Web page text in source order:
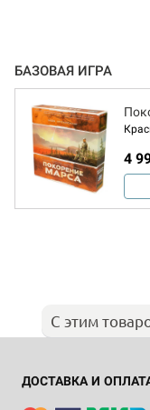
БАЗОВАЯ ИГРА
4
С этим
ДОСТАВКА И